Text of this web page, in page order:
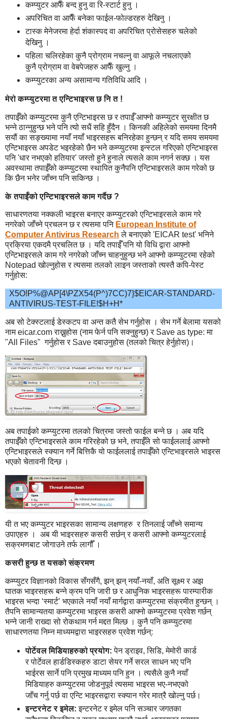
कम्प्युटर आफैँ बन्द हुनु वा रि-स्टार्ट हुनु ।
अपरिचित वा आफैँ बनेका फाईल-फोल्डरहरु देखिनु ।
टास्क मेनेजरमा हेर्दा शंकास्पद वा अपरिचित प्रोसेसहरु चलेको
देखिनु ।
पहिला चलिरहेका कुनै प्रोग्राम नचल्नु वा आफूले नचलाएको
कुनै प्रोग्राम वा वेबपेजहरु आफैँ खुल्नु ।
कम्प्युटरका अन्य असामान्य गतिविधि आदि ।
मेरो कम्प्युटरमा त एन्टिभाइरस छ नि त !
तपाईँको कम्प्युटरमा कुनै एन्टिभाइरस छ र तपाईँ आफ्नो कम्प्युटर सुरक्षीत छ
भन्ने ठान्नुहुन्छ भने पनि त्यो सधैं सहि हुँदैन । किनकी अहिलेको समयमा दिनमै
सयौं का सङ्ख्यामा नयाँ नयाँ भाइरसहरू बनिरहेका हुन्छन् र यदि समय समयमा
एन्टिभाइरस अपडेट भइरहेको छैन भने कम्प्युटरमा इन्स्टल गरिएको एन्टिभाइरस
पनि 'धार नभएको हतियार' जस्तो हुने हुनाले त्यसले काम नगर्न सक्छ । यस
अवस्थामा तपाईँको कम्प्युटरमा स्थापित कुनैपनि एन्टिभाइरसले काम गरेको छ
कि छैन भनेर जाँच्न पनि सकिन्छ ।
के तपाईँको एन्टिभाइरसले काम गर्दैछ ?
साधारणतया नक्कली भाइरस बनाएर कम्प्युटरको एन्टिभाइरसले काम गरे
नगरेको जाँच्ने प्रचलन छ र त्यसमा पनि European Institute of
Computer Antivirus Research ले बनाएको 'EICAR test' भनिने
प्रक्रिया एकदमै प्रचलित छ । यदि तपाईँ पनि यो विधि द्वारा आफ्नो
एन्टिभाइरसले काम गरे नगरेको जाँच्न चाहनुहुन्छ भने आफ्नो कम्प्युटरमा रहेको
Notepad खोल्नुहोस र त्यसमा तलको लाइन जस्ताको त्यस्तै कपि-पेस्ट
गर्नुहोस:
X5O!P%@AP[4\PZX54(P^)7CC)7}$EICAR-STANDARD-
ANTIVIRUS-TEST-FILE!$H+H*
अब सो टेक्स्टलाई डेस्कटप वा अन्त कतै सेभ गर्नुहोस । सेभ गर्ने बेलामा यसको
नाम eicar.com राख्नुहोस (नाम फेर्न पनि सक्नुहुन्छ) र Save as type: मा
"All Files" गर्नुहोस र Save दबाउनुहोस (तलको चित्र हेर्नुहोस)।
अब तपाईको कम्प्युटरमा तलको चित्रमा जस्तो फाईल बन्ने छ । अब यदि
तपाईँको एन्टिभाइरसले काम गरिरहेको छ भने, तपाईँले सो फाईललाई आफ्नो
एन्टिभाइरसले स्क्यान गर्ने बित्तिकै यो फाईललाई तपाईँको एन्टिभाइरसले भाइरस
भएको चेतावनी दिन्छ ।
यी त भए कम्प्युटर भाइरसका सामान्य लक्षणहरु र तिनलाई जाँच्ने समान्य
उपाएहरु । अब यी भाइरसहरु कसरी सर्छन् र कसरी आफ्नो कम्प्युटरलाई
सक्रमणबाट जोगाउने तर्फ लागौँ ।
कसरी हुन्छ त यसको संक्रमण
कम्प्युटर विज्ञानको विकास सँगसँगै, झन् झन् नयाँ-नयाँ, अति सूक्ष्म र अझ
घातक भाइरसहरू बन्ने क्रम पनि जारी छ र आधुनिक भाइरसहरू पारम्पारीक
भाइरस भन्दा ‘स्मार्ट’ भएकाले नयाँ नयाँ मार्गद्वारा कम्प्युटरमा संक्रमीत हुन्छन् ।
तैपनि सामान्यतया कम्प्युटरमा भाइरस कसरी आफ्नो कम्प्युटरमा प्रवेश गर्छन्
भन्ने जानी राख्दा सो रोकथाम गर्न मद्दत मिल्छ । कुनै पनि कम्प्युटरमा
साधारणतया निम्न माध्यमद्वारा भाइरसहरु प्रवेश गर्छन्:
पोर्टेवल मिडियाहरुको प्रयोग: पेन ड्राइव, सिडि, मेमोरी कार्ड
र पोर्टेवल हार्डडिस्कहरु डाटा सेयर गर्ने सरल साधन भए पनि
भाईरस सार्ने पनि प्रमुख माध्यम पनि हुन । त्यसैले कुनै नयाँ
मिडियाहरु कम्प्युटरमा जोडनुपूर्व त्यसमा भाइरस भए-नभएको
जाँच गर्नु पर्छ वा एन्टि भाइरसद्वारा स्क्यान गरेर मात्रै खोल्नु पर्छ।
इन्टरनेट र इमेल: इन्टरनेट र इमेल पनि सञ्चार जगतका